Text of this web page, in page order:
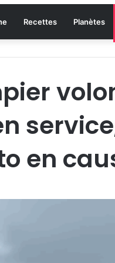
Recettes Planètes
en